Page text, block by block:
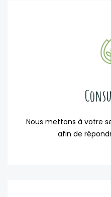
Nous mettons à votre
afin de